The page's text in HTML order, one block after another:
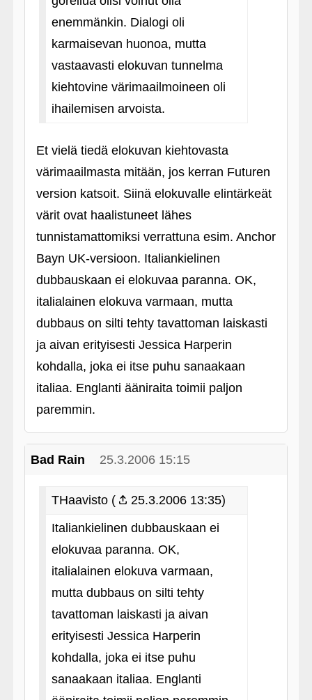
enemmänkin. Dialogi oli
karmaisevan huonoa, mutta
vastaavasti elokuvan tunnelma
kiehtovine värimaailmoineen oli
ihailemisen arvoista.
Et vielä tiedä elokuvan kiehtovasta
värimaailmasta mitään, jos kerran Futuren
version katsoit. Siinä elokuvalle elintärkeät
värit ovat haalistuneet lähes
tunnistamattomiksi verrattuna esim. Anchor
Bayn UK-versioon. Italiankielinen
dubbauskaan ei elokuvaa paranna. OK,
italialainen elokuva varmaan, mutta
dubbaus on silti tehty tavattoman laiskasti
ja aivan erityisesti Jessica Harperin
kohdalla, joka ei itse puhu sanaakaan
italiaa. Englanti ääniraita toimii paljon
paremmin.
Bad Rain 25.3.2006 15:15
THaavisto (
25.3.2006 13:35)
Italiankielinen dubbauskaan ei
elokuvaa paranna. OK,
italialainen elokuva varmaan,
mutta dubbaus on silti tehty
tavattoman laiskasti ja aivan
erityisesti Jessica Harperin
kohdalla, joka ei itse puhu
sanaakaan italiaa. Englanti